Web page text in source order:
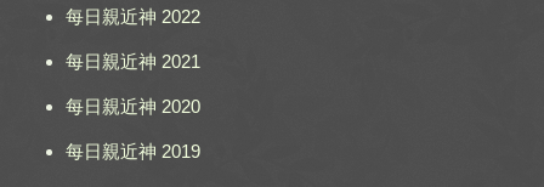
每日親近神 2022
每日親近神 2021
每日親近神 2020
每日親近神 2019